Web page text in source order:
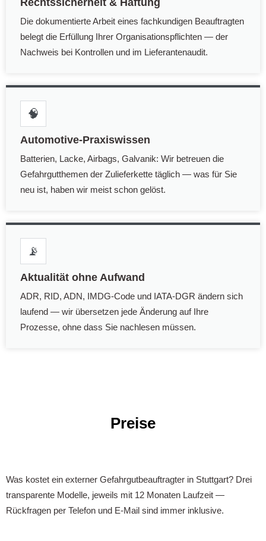
Die dokumentierte Arbeit eines fachkundigen Beauftragten
belegt die Erfüllung Ihrer Organisationspflichten — der
Nachweis bei Kontrollen und im Lieferantenaudit.
🧠
Automotive-Praxiswissen
Batterien, Lacke, Airbags, Galvanik: Wir betreuen die
Gefahrgutthemen der Zulieferkette täglich — was für Sie
neu ist, haben wir meist schon gelöst.
📡
Aktualität ohne Aufwand
ADR, RID, ADN, IMDG-Code und IATA-DGR ändern sich
laufend — wir übersetzen jede Änderung auf Ihre
Prozesse, ohne dass Sie nachlesen müssen.
Preise
Was kostet ein externer Gefahrgutbeauftragter in Stuttgart? Drei
transparente Modelle, jeweils mit 12 Monaten Laufzeit —
Rückfragen per Telefon und E-Mail sind immer inklusive.